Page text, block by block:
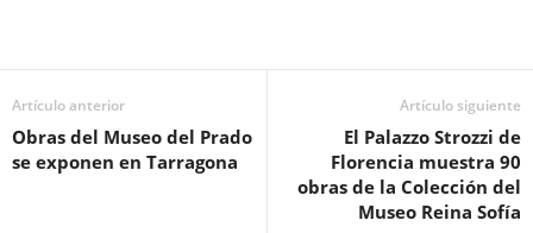
Artículo anterior
Obras del Museo del Prado
se exponen en Tarragona
Artículo siguiente
El Palazzo Strozzi de
Florencia muestra 90
obras de la Colección del
Museo Reina Sofía